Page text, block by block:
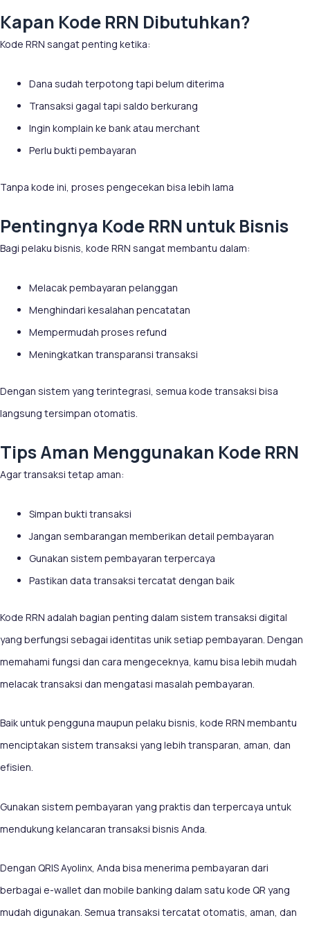
Kapan Kode RRN Dibutuhkan?
Kode RRN sangat penting ketika:
Dana sudah terpotong tapi belum diterima
Transaksi gagal tapi saldo berkurang
Ingin komplain ke bank atau merchant
Perlu bukti pembayaran
Tanpa kode ini, proses pengecekan bisa lebih lama
Pentingnya Kode RRN untuk Bisnis
Bagi pelaku bisnis, kode RRN sangat membantu dalam:
Melacak pembayaran pelanggan
Menghindari kesalahan pencatatan
Mempermudah proses refund
Meningkatkan transparansi transaksi
Dengan sistem yang terintegrasi, semua kode transaksi bisa
langsung tersimpan otomatis.
Tips Aman Menggunakan Kode RRN
Agar transaksi tetap aman:
Simpan bukti transaksi
Jangan sembarangan memberikan detail pembayaran
Gunakan sistem pembayaran terpercaya
Pastikan data transaksi tercatat dengan baik
Kode RRN adalah bagian penting dalam sistem transaksi digital
yang berfungsi sebagai identitas unik setiap pembayaran. Dengan
memahami fungsi dan cara mengeceknya, kamu bisa lebih mudah
melacak transaksi dan mengatasi masalah pembayaran.
Baik untuk pengguna maupun pelaku bisnis, kode RRN membantu
menciptakan sistem transaksi yang lebih transparan, aman, dan
efisien.
Gunakan sistem pembayaran yang praktis dan terpercaya untuk
mendukung kelancaran transaksi bisnis Anda.
Dengan QRIS Ayolinx, Anda bisa menerima pembayaran dari
berbagai e-wallet dan mobile banking dalam satu kode QR yang
mudah digunakan. Semua transaksi tercatat otomatis, aman, dan